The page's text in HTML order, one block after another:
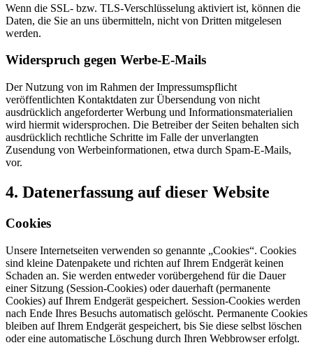
Wenn die SSL- bzw. TLS-Verschlüsselung aktiviert ist, können die
Daten, die Sie an uns übermitteln, nicht von Dritten mitgelesen
werden.
Widerspruch gegen Werbe-E-Mails
Der Nutzung von im Rahmen der Impressumspflicht
veröffentlichten Kontaktdaten zur Übersendung von nicht
ausdrücklich angeforderter Werbung und Informationsmaterialien
wird hiermit widersprochen. Die Betreiber der Seiten behalten sich
ausdrücklich rechtliche Schritte im Falle der unverlangten
Zusendung von Werbeinformationen, etwa durch Spam-E-Mails,
vor.
4. Datenerfassung auf dieser Website
Cookies
Unsere Internetseiten verwenden so genannte „Cookies“. Cookies
sind kleine Datenpakete und richten auf Ihrem Endgerät keinen
Schaden an. Sie werden entweder vorübergehend für die Dauer
einer Sitzung (Session-Cookies) oder dauerhaft (permanente
Cookies) auf Ihrem Endgerät gespeichert. Session-Cookies werden
nach Ende Ihres Besuchs automatisch gelöscht. Permanente Cookies
bleiben auf Ihrem Endgerät gespeichert, bis Sie diese selbst löschen
oder eine automatische Löschung durch Ihren Webbrowser erfolgt.